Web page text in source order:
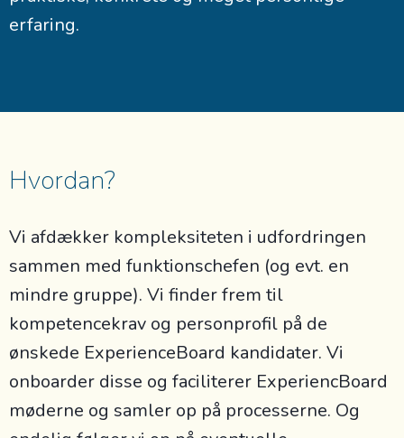
erfaring.
Hvordan?
Vi afdækker kompleksiteten i udfordringen
sammen med funktionschefen (og evt. en
mindre gruppe). Vi finder frem til
kompetencekrav og personprofil på de
ønskede ExperienceBoard kandidater. Vi
onboarder disse og faciliterer ExperiencBoard
møderne og samler op på processerne. Og